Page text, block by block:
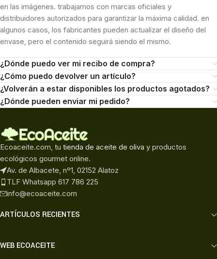
en las imágenes. trabajamos con marcas oficiales y
distribuidores autorizados para garantizar la máxima calidad. en
algunos casos, los fabricantes pueden actualizar el diseño del
envase, pero el contenido seguirá siendo el mismo.
¿Dónde puedo ver mi recibo de compra?
¿Cómo puedo devolver un artículo?
¿Volverán a estar disponibles los productos agotados?
¿Dónde pueden enviar mi pedido?
Ecoaceite.com, tu tienda de aceite de oliva y productos
ecológicos gourmet online.
Av. de Albacete, nº1, 02152 Alatoz
TLF Whatsapp 617 786 225
info@ecoaceite.com
ARTÍCULOS RECIENTES
WEB ECOACEITE